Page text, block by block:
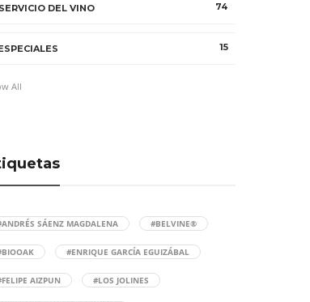
SERVICIO DEL VINO 74
15
All
SÁENZ MAGDALENA #BELVINE®
#ENRIQUE GARCÍA EGUIZÁBAL
AIZPUN #LOS JOLINES